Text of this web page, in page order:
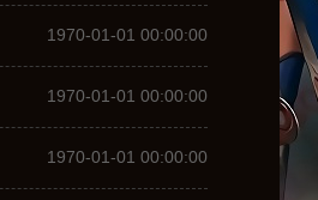
1970-01-01 00:00:00
1970-01-01 00:00:00
1970-01-01 00:00:00